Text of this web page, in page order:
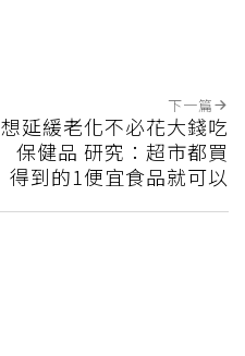
下一篇
想延緩老化不必花大錢吃
保健品 研究：超市都買
得到的1便宜食品就可以